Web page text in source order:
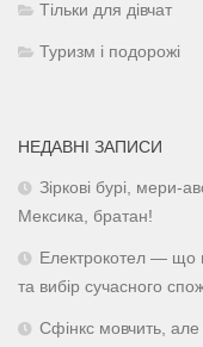
Тільки для дівчат
Туризм і подорожі
НЕДАВНІ ЗАПИСИ
Зіркові бурі, мери-
Мексика, братан!
Електрокотел — що
та вибір сучасного
Сфінкс мовчить, але